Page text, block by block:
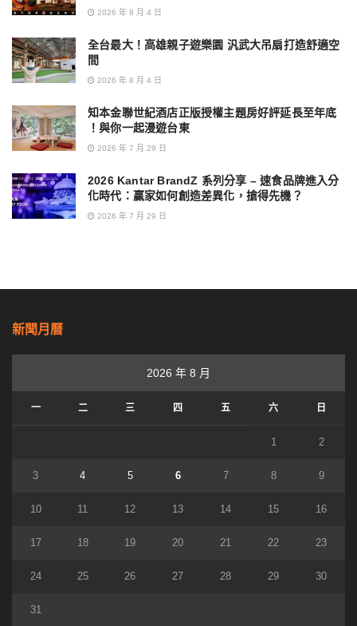
2026 年 8 月 4 日
全台最大！高雄親子遊樂園 汎武大吊扇打造舒適空
間
2026 年 8 月 4 日
知本金聯世紀酒店正版授權主題房好評延長至年底
！與你一起漫遊台東
2026 年 7 月 29 日
2026 Kantar BrandZ 系列分享 – 速食品牌進入分
化時代：贏家如何創造差異化，搶得先機？
2026 年 7 月 29 日
新聞月曆
2026 年 8 月
一 二 三 四 五 六 日
1 2
3 4 5 6 7 8 9
10 11 12 13 14 15 16
17 18 19 20 21 22 23
24 25 26 27 28 29 30
31